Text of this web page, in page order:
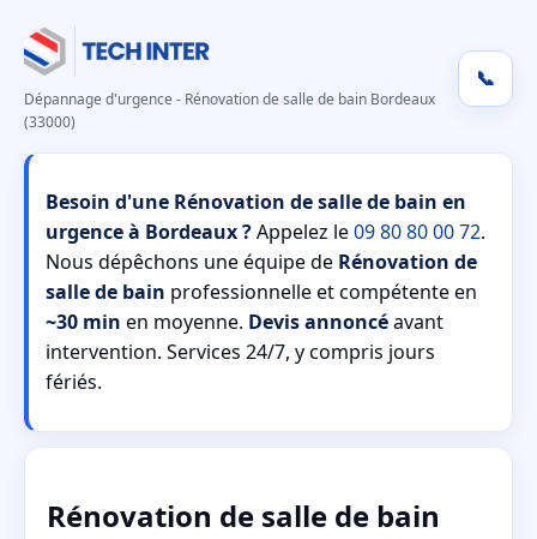
Dépannage d'urgence - Rénovation de salle de bain Bordeaux
(33000)
📞
Besoin d'une Rénovation de salle de bain en
urgence à Bordeaux ?Appelez le09 80 80 00 72.
Nous dépêchons une équipe de Rénovation de
salle de bain professionnelle et compétente en
~30 min en moyenne. Devis annoncéavant
intervention. Services 24/7, y compris jours
fériés.
Rénovation de salle de bain